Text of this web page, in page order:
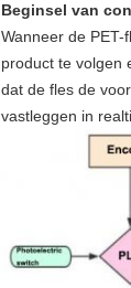
Beginsel van
Wanneer de
product te volgen
dat de fles de
vastleggen in